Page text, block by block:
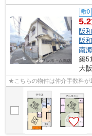
敷0
5.2
阪
阪
南
築
大
★こちらの物件は仲介手数料